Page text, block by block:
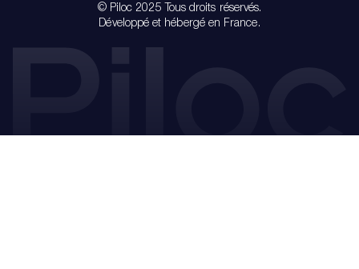
© Piloc 2025 Tous droits réservés.
Développé et hébergé en France.